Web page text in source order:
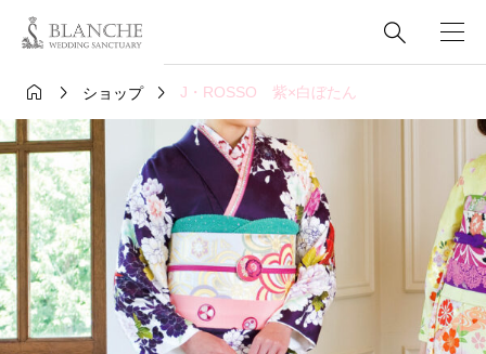

  ショップ  J・ROSSO 紫×白ぼたん